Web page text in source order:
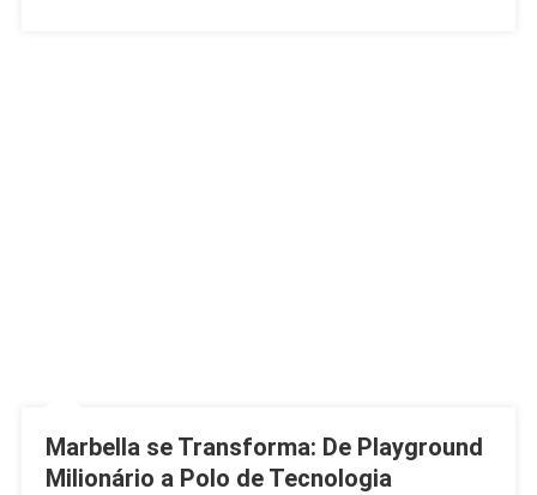
Marbella se Transforma: De Playground
Milionário a Polo de Tecnologia